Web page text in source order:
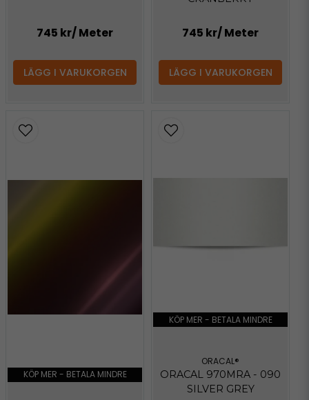
745 kr/ Meter
LÄGG I VARUKORGEN
745 kr/ Meter
LÄGG I VARUKORGEN
KÖP MER - BETALA MINDRE
KÖP MER - BETALA MINDRE
ORACAL®
ORACAL 970MRA - 090
SILVER GREY